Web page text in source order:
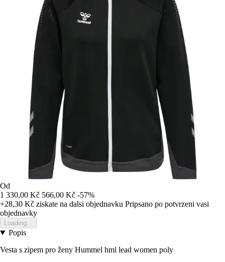
Od
1 330,00 Kč 566,00 Kč -57%
+28,30 Kč ziskate na dalsi objednavku Pripsano po potvrzeni vasi
objednavky
Loading...
Popis
Vesta s zipem pro ženy Hummel hml lead women poly